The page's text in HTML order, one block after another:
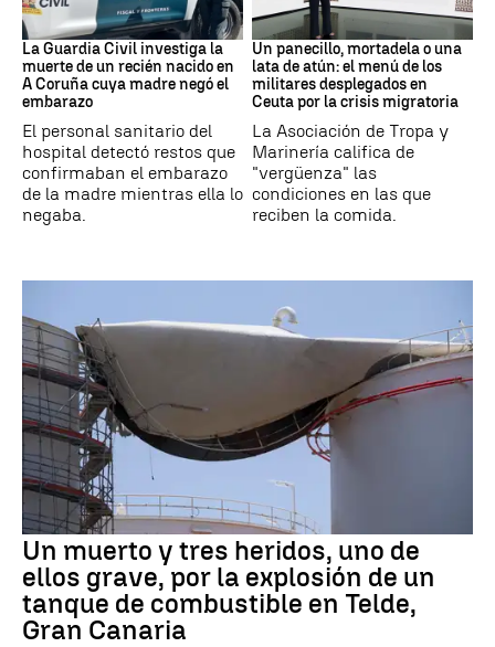
Recién Nacido
La Guardia Civil investiga la
muerte de un recién nacido en
A Coruña cuya madre negó el
embarazo
El personal sanitario del
hospital detectó restos que
confirmaban el embarazo
de la madre mientras ella lo
negaba.
Militares
Un panecillo, mortadela o una
lata de atún: el menú de los
militares desplegados en
Ceuta por la crisis migratoria
La Asociación de Tropa y
Marinería califica de
"vergüenza" las
condiciones en las que
reciben la comida.
Un muerto y tres heridos, uno de
ellos grave, por la explosión de un
tanque de combustible en Telde,
Gran Canaria